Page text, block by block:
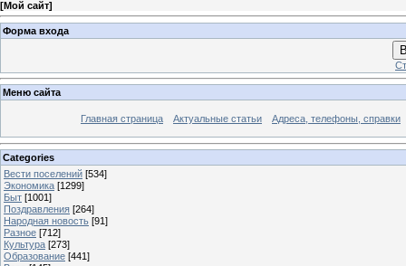
[Мой сайт]
Форма входа
Меню сайта
Главная страница Актуальные статьи Адреса, телефоны, справки
Categories
Вести поселений [534]
Экономика [1299]
Быт [1001]
Поздравления [264]
Народная новость [91]
Разное [712]
Культура [273]
Образование [441]